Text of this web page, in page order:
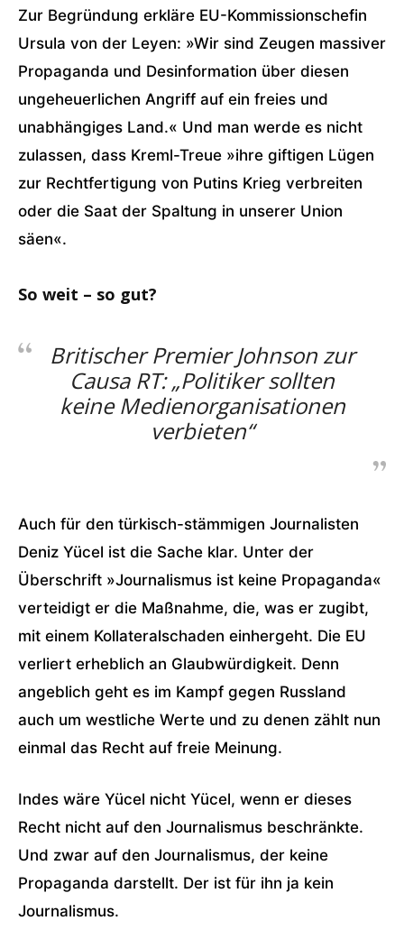
Zur Begründung erkläre EU-Kommissionschefin
Ursula von der Leyen: »Wir sind Zeugen massiver
Propaganda und Desinformation über diesen
ungeheuerlichen Angriff auf ein freies und
unabhängiges Land.« Und man werde es nicht
zulassen, dass Kreml-Treue »ihre giftigen Lügen
zur Rechtfertigung von Putins Krieg verbreiten
oder die Saat der Spaltung in unserer Union
säen«.
So weit – so gut?
Britischer Premier Johnson zur
Causa RT: „Politiker sollten
keine Medienorganisationen
verbieten“
Auch für den türkisch-stämmigen Journalisten
Deniz Yücel ist die Sache klar. Unter der
Überschrift »Journalismus ist keine Propaganda«
verteidigt er die Maßnahme, die, was er zugibt,
mit einem Kollateralschaden einhergeht. Die EU
verliert erheblich an Glaubwürdigkeit. Denn
angeblich geht es im Kampf gegen Russland
auch um westliche Werte und zu denen zählt nun
einmal das Recht auf freie Meinung.
Indes wäre Yücel nicht Yücel, wenn er dieses
Recht nicht auf den Journalismus beschränkte.
Und zwar auf den Journalismus, der keine
Propaganda darstellt. Der ist für ihn ja kein
Journalismus.